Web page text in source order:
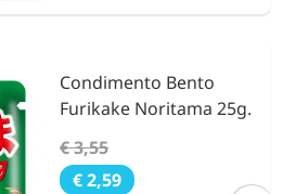
Condimento Bento
Furikake Noritama 25g.
€ 3,55
€ 2,59